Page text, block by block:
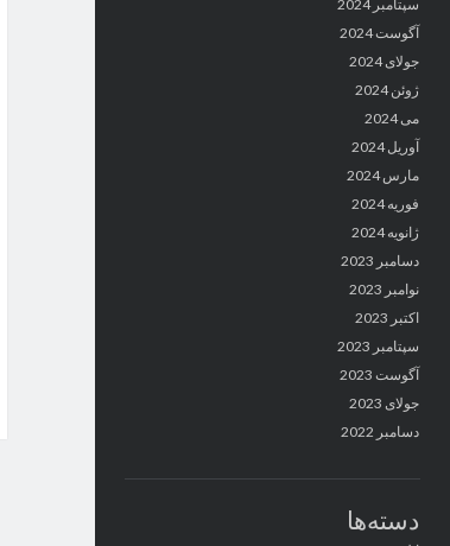
سپتامبر 2024
آگوست 2024
جولای 2024
ژوئن 2024
می 2024
آوریل 2024
مارس 2024
فوریه 2024
ژانویه 2024
دسامبر 2023
نوامبر 2023
اکتبر 2023
سپتامبر 2023
آگوست 2023
جولای 2023
دسامبر 2022
دسته‌ها